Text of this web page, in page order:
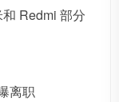
Redmi 部分
离职